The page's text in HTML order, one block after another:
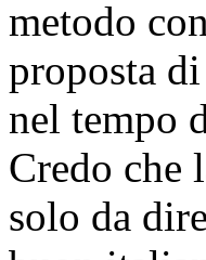
metodo
proposta
nel tempo
Credo che
solo da